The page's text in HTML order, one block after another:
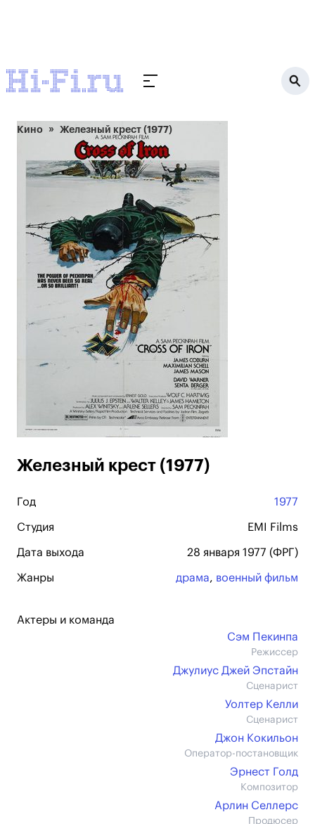
Кино Железный крест (1977)
Железный крест (1977)
Год 1977
Студия EMI Films
Дата выхода 28 января 1977 (ФРГ)
Жанры драма, военный фильм
Актеры и команда
Сэм Пекинпа
Режиссер
Джулиус Джей Эпстайн
Сценарист
Уолтер Келли
Сценарист
Джон Кокильон
Оператор-постановщик
Эрнест Голд
Композитор
Арлин Селлерс
Продюсер